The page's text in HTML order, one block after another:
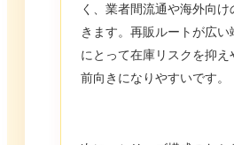
く、業者間流通や海外向
きます。再販ルートが広
にとって在庫リスクを抑え
前向きになりやすいです。